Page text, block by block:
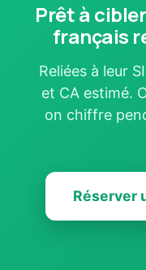
Prêt à
français
Reliées à leur
et CA estimé.
on chiffre
Réserver